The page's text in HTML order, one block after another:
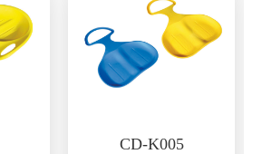
CD-K005